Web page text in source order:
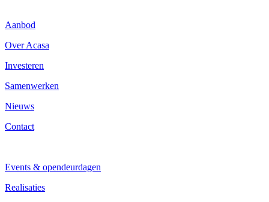
Aanbod
Over Acasa
Investeren
Samenwerken
Nieuws
Contact
Events & opendeurdagen
Realisaties